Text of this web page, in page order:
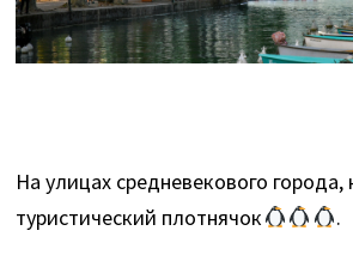
На улицах средневекового города,
туристический плотнячок
.